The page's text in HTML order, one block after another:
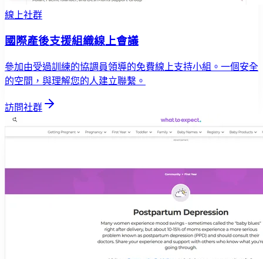
線上社群
國際產後支援組織線上會議
參加由受過訓練的協調員領導的免費線上支持小組。一個安全
的空間，與理解您的人建立聯繫。
訪問社群